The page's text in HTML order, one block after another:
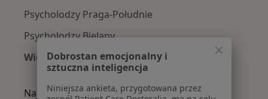
Psycholodzy Praga-Południe
Psycholodzy Bielany
Więcej (14)
Więcej w kategorii: Psycholodzy w pobliżu
Najczęście leczone choroby
Dobrostan emocjonalny i
sztuczna inteligencja
Niniejsza ankieta, przygotowana przez